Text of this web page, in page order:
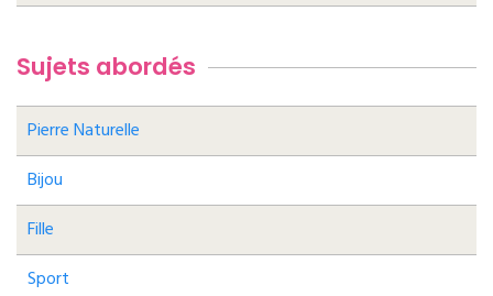
Sujets abordés
Pierre Naturelle
Bijou
Fille
Sport